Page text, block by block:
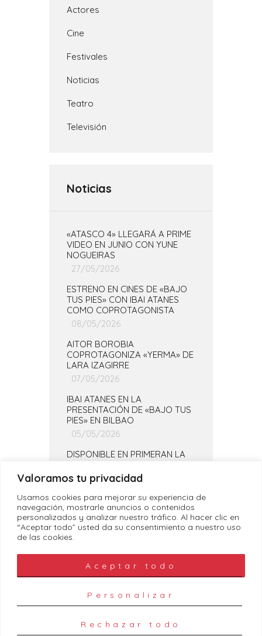
Valoramos tu privacidad
Usamos cookies para mejorar su experiencia de
navegación, mostrarle anuncios o contenidos
personalizados y analizar nuestro tráfico. Al hacer clic en
“Aceptar todo” usted da su consentimiento a nuestro uso
de las cookies.
Personalizar
Rechazar todo
Aceptar todo
Actores
Cine
Festivales
Noticias
Teatro
Televisión
Noticias
«ATASCO 4» LLEGARÁ A PRIME
VIDEO EN JUNIO CON YUNE
NOGUEIRAS
27/05/2026
ESTRENO EN CINES DE «BAJO
TUS PIES» CON IBAI ATANES
COMO COPROTAGONISTA
08/05/2026
AITOR BOROBIA
COPROTAGONIZA «YERMA» DE
LARA IZAGIRRE
07/05/2026
IBAI ATANES EN LA
PRESENTACIÓN DE «BAJO TUS
PIES» EN BILBAO
05/05/2026
DISPONIBLE EN PRIMERAN LA
«PIZTIAK»
Privacidad | Aviso Legal
Trauko Management© 2026. All rights